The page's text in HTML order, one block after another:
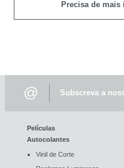
Precisa de mais
@ Subscreva a
Películas
Autocolantes
Vinil de Corte